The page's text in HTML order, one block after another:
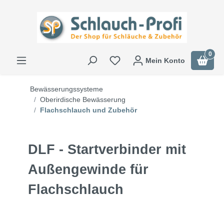
Mein Konto
0
Bewässerungssysteme
Oberirdische Bewässerung
Flachschlauch und Zubehör
DLF - Startverbinder mit
Außengewinde für
Flachschlauch